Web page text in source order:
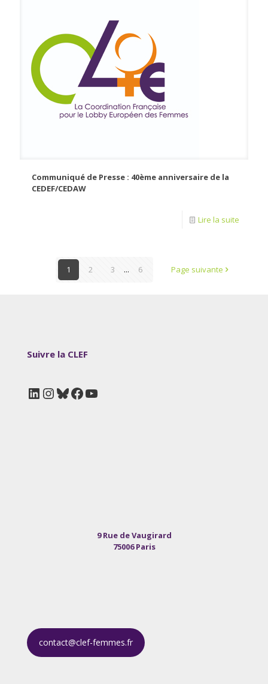
Communiqué de Presse : 40ème anniversaire de la
CEDEF/CEDAW
Lire la suite
1 2 3 ... 6 Page suivante
Suivre la CLEF
LinkedIn
Instagram
Bluesky
Facebook
YouTube
9 Rue de Vaugirard
75006 Paris
contact@clef-femmes.fr